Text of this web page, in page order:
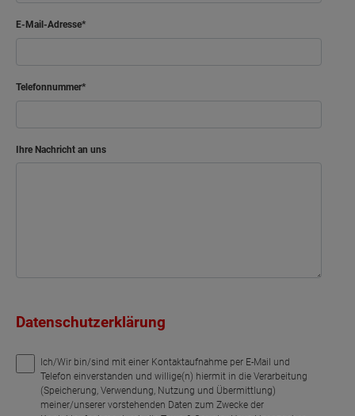
E-Mail-Adresse
Telefonnummer
Ihre Nachricht an uns
Datenschutzerklärung
Ich/Wir bin/sind mit einer Kontaktaufnahme per E-Mail und
Telefon einverstanden und willige(n) hiermit in die Verarbeitung
(Speicherung, Verwendung, Nutzung und Übermittlung)
meiner/unserer vorstehenden Daten zum Zwecke der